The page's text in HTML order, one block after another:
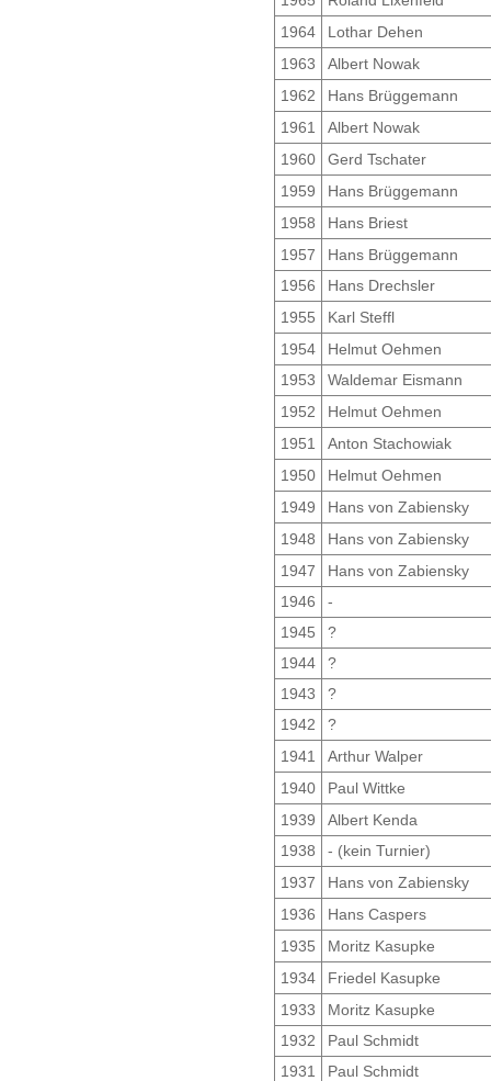
1964
Lothar Dehen
1963
Albert Nowak
1962
Hans Brüggemann
1961
Albert Nowak
1960
Gerd Tschater
1959
Hans Brüggemann
1958
Hans Briest
1957
Hans Brüggemann
1956
Hans Drechsler
1955
Karl Steffl
1954
Helmut Oehmen
1953
Waldemar Eismann
1952
Helmut Oehmen
1951
Anton Stachowiak
1950
Helmut Oehmen
1949
Hans von Zabiensky
1948
Hans von Zabiensky
1947
Hans von Zabiensky
1946
-
1945
?
1944
?
1943
?
1942
?
1941
Arthur Walper
1940
Paul Wittke
1939
Albert Kenda
1938
- (kein Turnier)
1937
Hans von Zabiensky
1936
Hans Caspers
1935
Moritz Kasupke
1934
Friedel Kasupke
1933
Moritz Kasupke
1932
Paul Schmidt
1931
Paul Schmidt